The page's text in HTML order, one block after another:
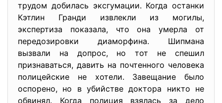
трудом добилась эксгумации. Когда останки
Кэтлин Гранди извлекли из могилы,
экспертиза показала, что она умерла от
передозировки диаморфина. Шипмана
вызвали на допрос, но тот не спешил
признаваться, давить на почтенного человека
полицейские не хотели. Завещание было
оспорено, но в убийстве доктора никто не
обвинял. Когда полиция взялась за дело